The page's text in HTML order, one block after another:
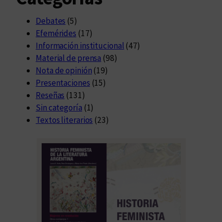
n
T
e
c
n
o
-
c
u
l
u
r
a
n
l
a
Debates (5)
Efemérides (17)
Información institucional (47)
Material de prensa (98)
Nota de opinión (19)
Presentaciones (15)
Reseñas (131)
Sin categoría (1)
Textos literarios (23)